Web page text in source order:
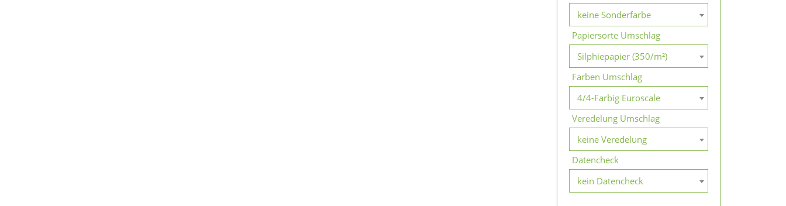
keine Sonderfarbe
Papiersorte Umschlag
Silphiepapier (350/m²)
Farben Umschlag
4/4-Farbig Euroscale
Veredelung Umschlag
keine Veredelung
Datencheck
kein Datencheck